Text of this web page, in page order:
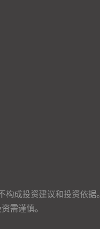
成投资建议和投资依据。
需谨慎。